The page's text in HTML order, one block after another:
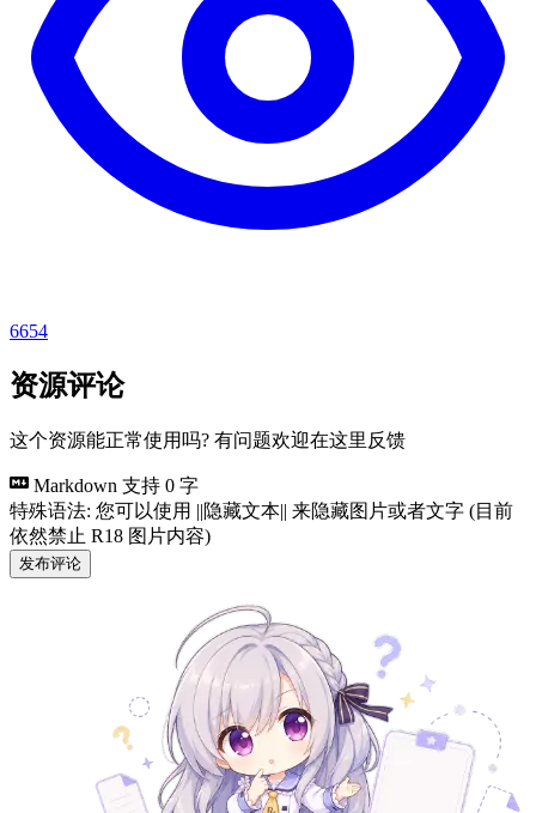
6654
资源评论
这个资源能正常使用吗? 有问题欢迎在这里反馈
Markdown 支持 0 字
特殊语法: 您可以使用 ||隐藏文本|| 来隐藏图片或者文字 (目前
依然禁止 R18 图片内容)
发布评论